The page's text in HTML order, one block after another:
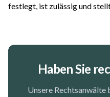
festlegt, ist zulässig und
Haben Sie
Unsere Rechtsanwälte